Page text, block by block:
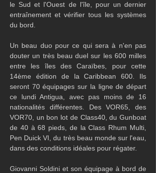
le Sud et l'Ouest de l'île, pour un dernier
entraînement et vérifier tous les systèmes
du bord.
Un beau duo pour ce qui sera à n'en pas
douter un très beau duel sur les 600 milles
entre les îles des Caraïbes, pour cette
14ème édition de la Caribbean 600. Ils
seront 70 équipages sur la ligne de départ
ce lundi Antigua, avec pas moins de 16
nationalités différentes. Des VOR65, des
VOR70, un bon lot de Class40, du Gunboat
de 40 à 68 pieds, de la Class Rhum Multi,
Pen Duick VI, du très beau monde sur l'eau,
dans des conditions idéales pour régater.
Giovanni Soldini et son équipage à bord de